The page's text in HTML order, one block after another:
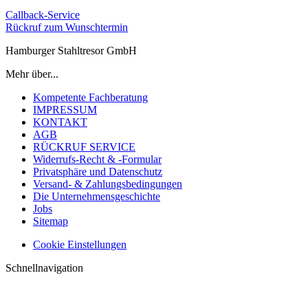
Callback-Service
Rückruf zum Wunschtermin
Hamburger Stahltresor GmbH
Mehr über...
Kompetente Fachberatung
IMPRESSUM
KONTAKT
AGB
RÜCKRUF SERVICE
Widerrufs-Recht & -Formular
Privatsphäre und Datenschutz
Versand- & Zahlungsbedingungen
Die Unternehmensgeschichte
Jobs
Sitemap
Cookie Einstellungen
Schnellnavigation